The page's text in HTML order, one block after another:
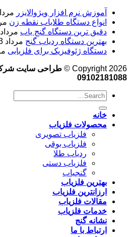
آموزش نرم‌ افزار ویژوالایزر مرداد 17,
انواع دستگاه طلایاب نقطه زن
دقیق ترین دستگاه گنج یاب مرداد 14, 1405
بهترین دستگاه ردیاب گنج مرداد 13, 1405
دستگاه ژئوفیزیک برای فلزیابی
Copyright 2026 ©
طراحی سایت
09102181088
خانه
محصولات فلزیاب
فلزیاب تصویری
فلزیاب بوقی
ردیاب طلا
فلزیاب دستی
گنجیاب
بهترین فلزیاب
ارزانترین فلزیاب
مقالات فلزیاب
خدمات فلزیاب
نشانه گنج
ارتباط با ما